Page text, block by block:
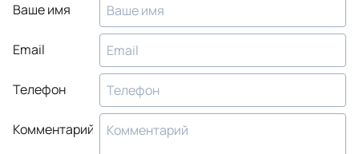
Ваше имя
Email
Телефон
Комментарий